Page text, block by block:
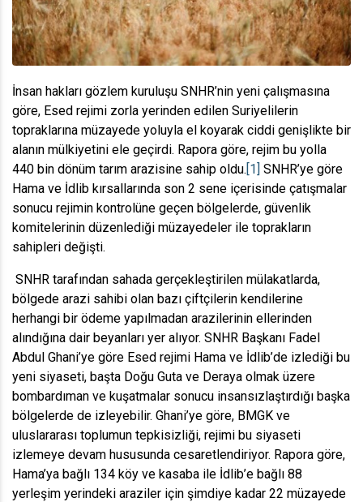
İnsan hakları gözlem kuruluşu SNHR’nin yeni çalışmasına
göre, Esed rejimi zorla yerinden edilen Suriyelilerin
topraklarına müzayede yoluyla el koyarak ciddi genişlikte bir
alanın mülkiyetini ele geçirdi. Rapora göre, rejim bu yolla
440 bin dönüm tarım arazisine sahip oldu. [1] SNHR’ye göre
Hama ve İdlib kırsallarında son 2 sene içerisinde çatışmalar
sonucu rejimin kontrolüne geçen bölgelerde, güvenlik
komitelerinin düzenlediği müzayedeler ile toprakların
sahipleri değişti.
SNHR tarafından sahada gerçekleştirilen mülakatlarda,
bölgede arazi sahibi olan bazı çiftçilerin kendilerine
herhangi bir ödeme yapılmadan arazilerinin ellerinden
alındığına dair beyanları yer alıyor. SNHR Başkanı Fadel
Abdul Ghani’ye göre Esed rejimi Hama ve İdlib’de izlediği bu
yeni siyaseti, başta Doğu Guta ve Deraya olmak üzere
bombardıman ve kuşatmalar sonucu insansızlaştırdığı başka
bölgelerde de izleyebilir. Ghani’ye göre, BMGK ve
uluslararası toplumun tepkisizliği, rejimi bu siyaseti
izlemeye devam hususunda cesaretlendiriyor. Rapora göre,
Hama’ya bağlı 134 köy ve kasaba ile İdlib’e bağlı 88
yerleşim yerindeki araziler için şimdiye kadar 22 müzayede